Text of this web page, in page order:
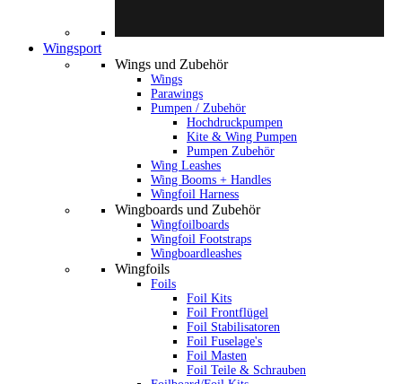
Wingsport
Wings und Zubehör
Wings
Parawings
Pumpen / Zubehör
Hochdruckpumpen
Kite & Wing Pumpen
Pumpen Zubehör
Wing Leashes
Wing Booms + Handles
Wingfoil Harness
Wingboards und Zubehör
Wingfoilboards
Wingfoil Footstraps
Wingboardleashes
Wingfoils
Foils
Foil Kits
Foil Frontflügel
Foil Stabilisatoren
Foil Fuselage's
Foil Masten
Foil Teile & Schrauben